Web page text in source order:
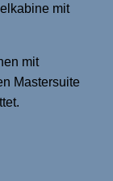
mit
mit
Mastersuite